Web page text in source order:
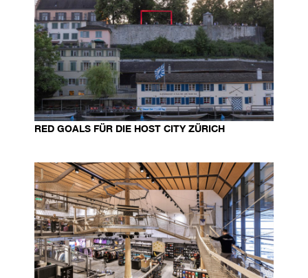
RED GOALS FÜR DIE HOST CITY ZÜRICH